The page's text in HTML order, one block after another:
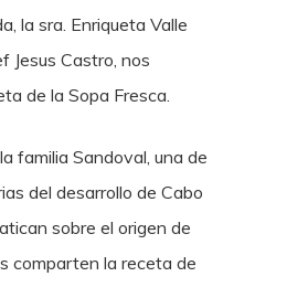
la sra. Enriqueta Valle
Jesus Castro, nos
de la Sopa Fresca.
familia Sandoval, una de
del desarrollo de Cabo
sobre el origen de
comparten la receta de